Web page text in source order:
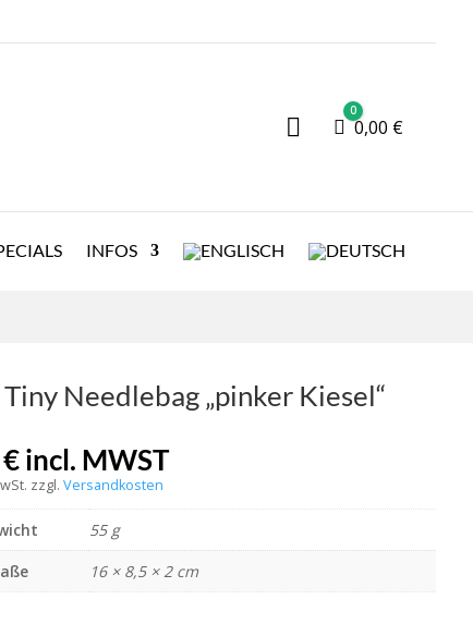
 Warenkorb
0
0,00 €
INFOS
Needlebag „pinker Kiesel“
€incl. MWST
zzgl. Versandkosten
55 g
16 × 8,5 × 2 cm